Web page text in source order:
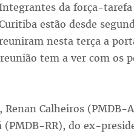
Integrantes da força-tarefa
estão desde
nesta terça a
tem a ver com os
Calheiros (PMDB-
(PMDB-RR), do ex-